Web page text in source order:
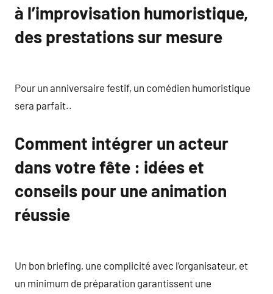
à l’improvisation humoristique,
des prestations sur mesure
Pour un anniversaire festif, un comédien humoristique
sera parfait..
Comment intégrer un acteur
dans votre fête : idées et
conseils pour une animation
réussie
Un bon briefing, une complicité avec l’organisateur, et
un minimum de préparation garantissent une